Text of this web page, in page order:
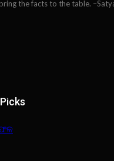
the facts to the table.